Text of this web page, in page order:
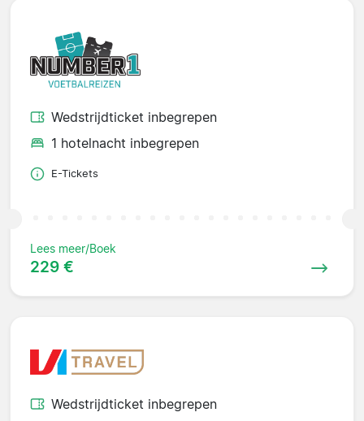
Wedstrijdticket inbegrepen
1 hotelnacht inbegrepen
E-Tickets
Lees meer/Boek
229 €
Wedstrijdticket inbegrepen